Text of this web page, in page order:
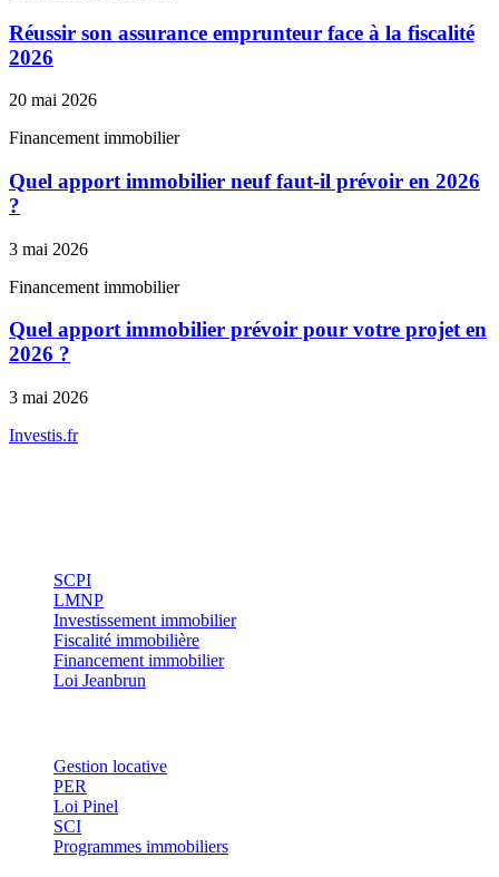
Réussir son assurance emprunteur face à la fiscalité
2026
20 mai 2026
Financement immobilier
Quel apport immobilier neuf faut-il prévoir en 2026
?
3 mai 2026
Financement immobilier
Quel apport immobilier prévoir pour votre projet en
2026 ?
3 mai 2026
Investis.fr
SCPI
LMNP
Investissement immobilier
Fiscalité immobilière
Financement immobilier
Loi Jeanbrun
Gestion locative
PER
Loi Pinel
SCI
Programmes immobiliers